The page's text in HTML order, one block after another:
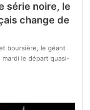
série noire, le
change de
boursière, le géant
le départ quasi-